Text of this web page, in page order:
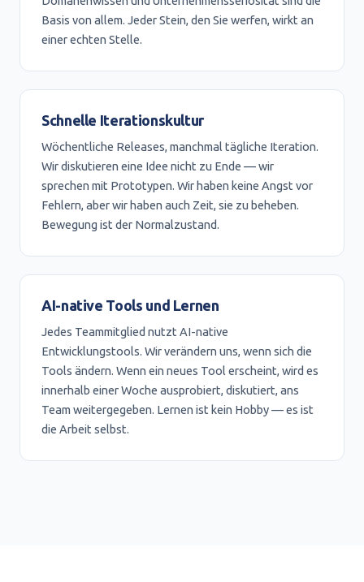
Basis von allem. Jeder Stein, den Sie werfen, wirkt an
einer echten Stelle.
Schnelle Iterationskultur
Wöchentliche Releases, manchmal tägliche Iteration.
Wir diskutieren eine Idee nicht zu Ende — wir
sprechen mit Prototypen. Wir haben keine Angst vor
Fehlern, aber wir haben auch Zeit, sie zu beheben.
Bewegung ist der Normalzustand.
AI-native Tools und Lernen
Jedes Teammitglied nutzt AI-native
Entwicklungstools. Wir verändern uns, wenn sich die
Tools ändern. Wenn ein neues Tool erscheint, wird es
innerhalb einer Woche ausprobiert, diskutiert, ans
Team weitergegeben. Lernen ist kein Hobby — es ist
die Arbeit selbst.